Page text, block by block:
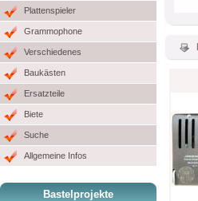
Plattenspieler
Grammophone
Verschiedenes
Baukästen
Ersatzteile
Biete
Suche
Allgemeine Infos
Bastelprojekte